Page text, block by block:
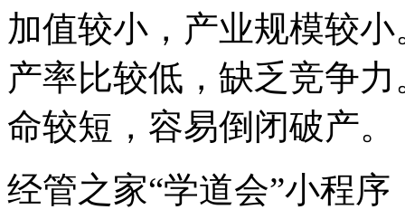
加值较小，产业规模较
产率比较低，缺乏竞争
命较短，容易倒闭破产。
经管之家“学道会”小程序